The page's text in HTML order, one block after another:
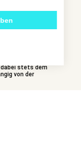
welches seinen
Verfügung stellt.
einen Affiliate
stets dem
von der